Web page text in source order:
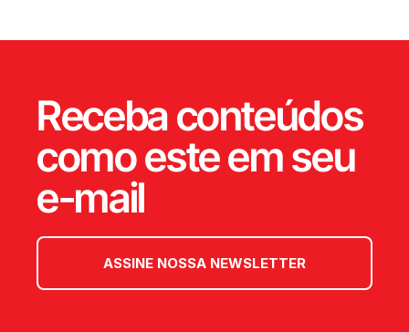
Receba conteúdos
como este em seu
e-mail
ASSINE NOSSA NEWSLETTER